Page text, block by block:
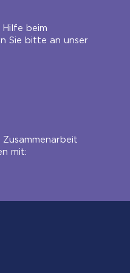
Hilfe beim
Sie bitte an unser
mit: